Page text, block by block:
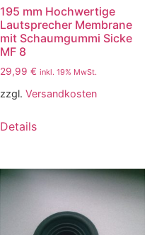
195 mm Hochwertige
Lautsprecher Membrane
mit Schaumgummi Sicke
MF 8
29,99 € inkl. 19% MwSt.
zzgl. Versandkosten
Details